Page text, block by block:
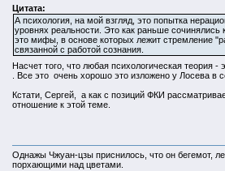
Цитата:
А психология, на мой взгляд, это попытка
уровнях реальности. Это как раньше сочинялись
это мифы, в основе которых лежит стремление
связанной с работой сознания.
Насчет того, что любая психологическая
. Все это очень хорошо это изложено у Лосева в
Кстати, Сергей, а как с позиций ФКИ
отношение к этой теме.
Однажы Чжуан-цзы приснилось, что он бегемот,
порхающими над цветами.